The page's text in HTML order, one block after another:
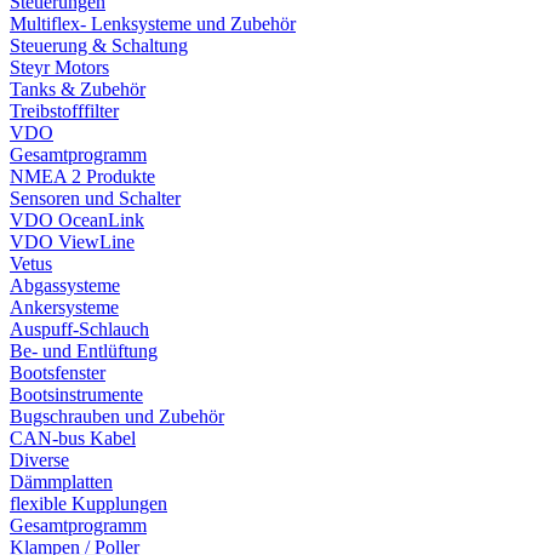
Multiflex- Lenksysteme und Zubehör
Steuerung & Schaltung
Steyr Motors
Tanks & Zubehör
Treibstofffilter
VDO
Gesamtprogramm
NMEA 2 Produkte
Sensoren und Schalter
VDO OceanLink
VDO ViewLine
Vetus
Abgassysteme
Ankersysteme
Auspuff-Schlauch
Be- und Entlüftung
Bootsfenster
Bootsinstrumente
Bugschrauben und Zubehör
CAN-bus Kabel
Diverse
Dämmplatten
flexible Kupplungen
Gesamtprogramm
Klampen / Poller